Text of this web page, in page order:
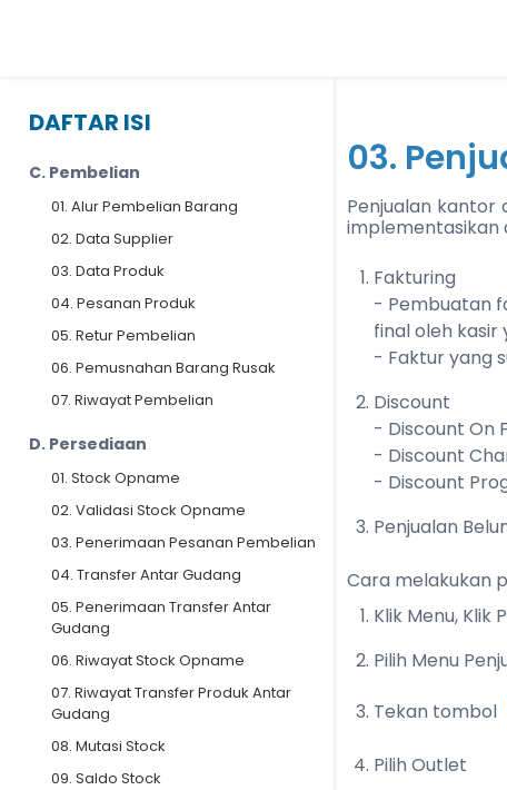
DAFTAR ISI
C. Pembelian
01. Alur Pembelian Barang
02. Data Supplier
03. Data Produk
04. Pesanan Produk
05. Retur Pembelian
06. Pemusnahan Barang Rusak
07. Riwayat Pembelian
D. Persediaan
01. Stock Opname
02. Validasi Stock Opname
03. Penerimaan Pesanan Pembelian
04. Transfer Antar Gudang
05. Penerimaan Transfer Antar
Gudang
06. Riwayat Stock Opname
07. Riwayat Transfer Produk Antar
Gudang
08. Mutasi Stock
09. Saldo Stock
03.
Penjualan kantor
implementasikan
Fakturing
- Pembuatan
final oleh kasir
- Faktur yang
Discount
- Discount On
- Discount
- Discount
Penjualan
Cara melakukan
Klik Menu, Klik
Pilih Menu
Tekan tombol
Pilih Outlet